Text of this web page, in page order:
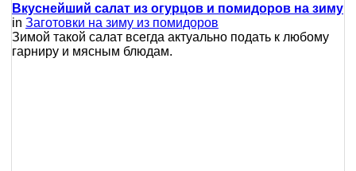
Вкуснейший салат из огурцов и помидоров на зиму
in Заготовки на зиму из помидоров
Зимой такой салат всегда актуально подать к любому
гарниру и мясным блюдам.